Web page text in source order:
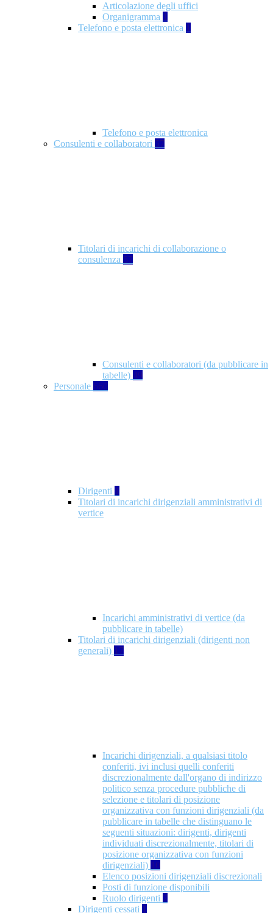
Articolazione degli uffici
Organigramma 1
Telefono e posta elettronica 1
Telefono e posta elettronica
Consulenti e collaboratori 57
Titolari di incarichi di collaborazione o
consulenza 57
Consulenti e collaboratori (da pubblicare in
tabelle) 49
Personale 660
Dirigenti 1
Titolari di incarichi dirigenziali amministrativi di
vertice
Incarichi amministrativi di vertice (da
pubblicare in tabelle)
Titolari di incarichi dirigenziali (dirigenti non
generali) 17
Incarichi dirigenziali, a qualsiasi titolo
conferiti, ivi inclusi quelli conferiti
discrezionalmente dall'organo di indirizzo
politico senza procedure pubbliche di
selezione e titolari di posizione
organizzativa con funzioni dirigenziali (da
pubblicare in tabelle che distinguano le
seguenti situazioni: dirigenti, dirigenti
individuati discrezionalmente, titolari di
posizione organizzativa con funzioni
dirigenziali) 10
Elenco posizioni dirigenziali discrezionali
Posti di funzione disponibili
Ruolo dirigenti 7
Dirigenti cessati 1